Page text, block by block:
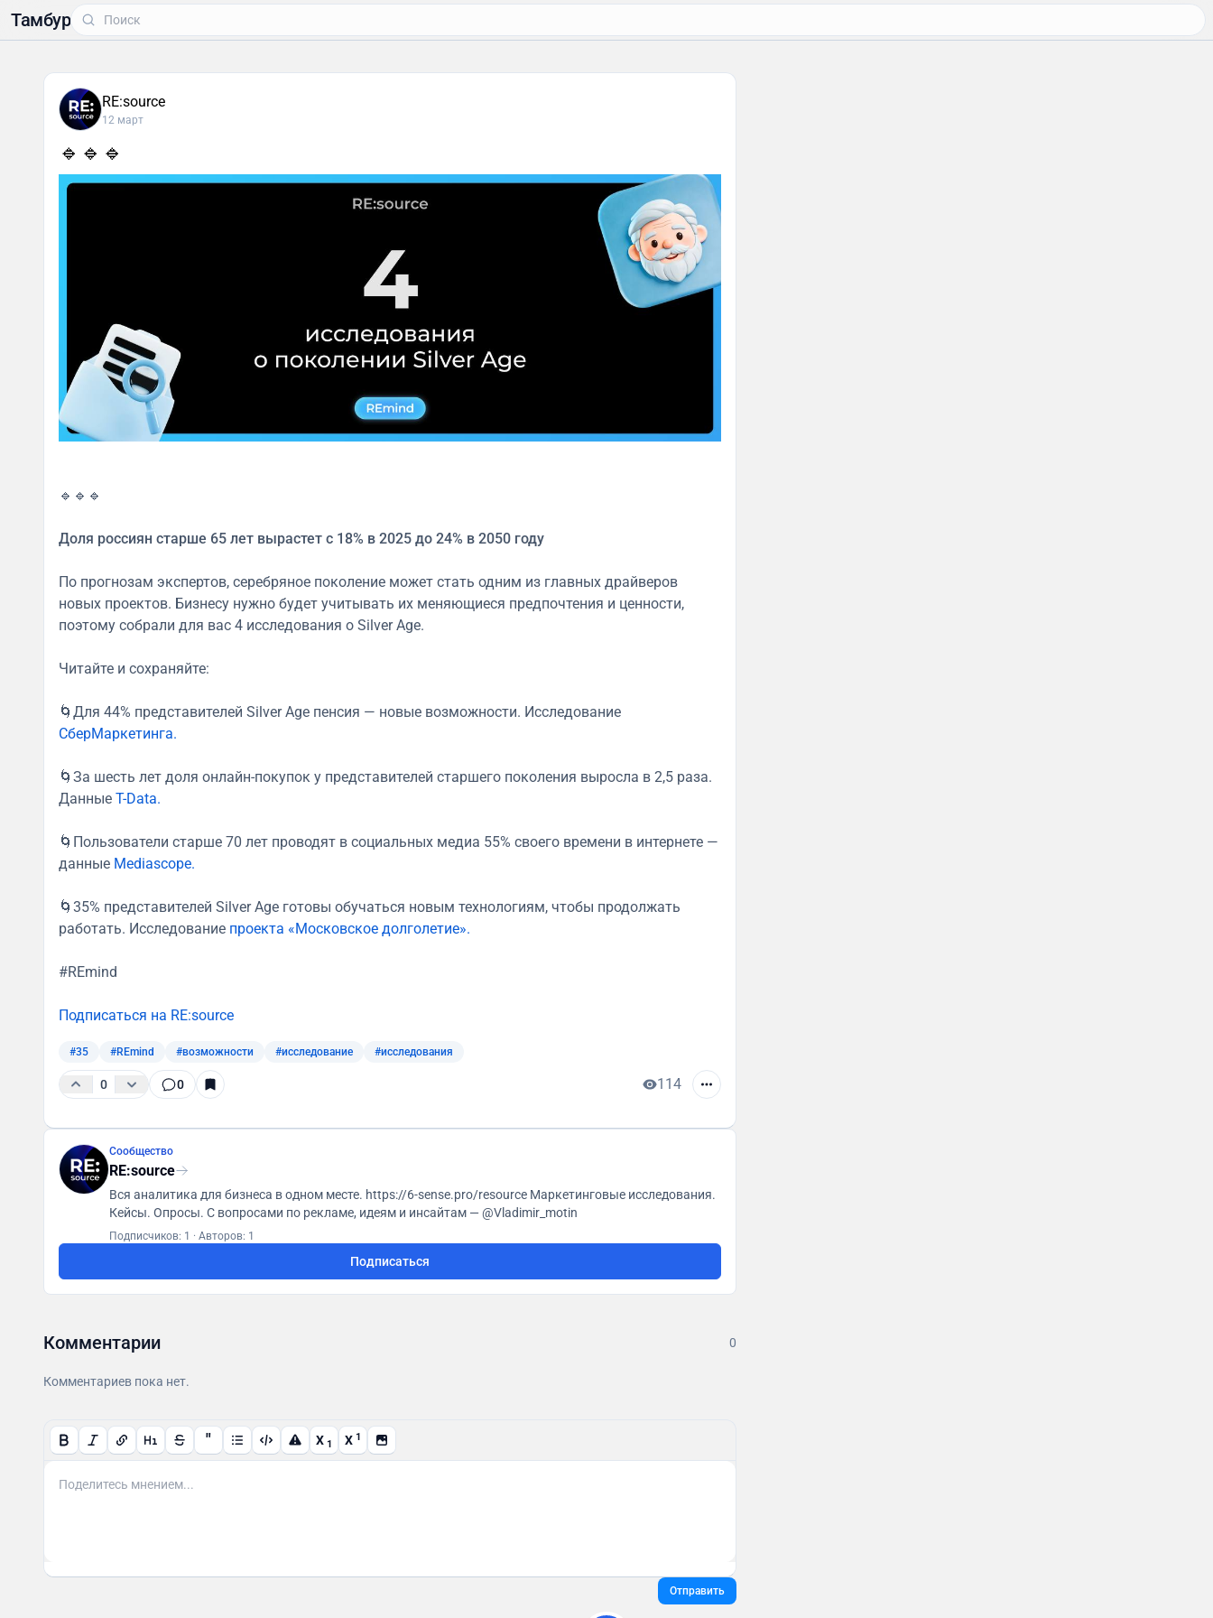
Тамбур
RE:source
12 март
🔹🔹🔹
🔹🔹🔹
Доля россиян старше 65 лет вырастет с 18% в 2025 до 24% в 2050 году
По прогнозам экспертов, серебряное поколение может стать одним из главных драйверов
новых проектов. Бизнесу нужно будет учитывать их меняющиеся предпочтения и ценности,
поэтому собрали для вас 4 исследования о Silver Age.
Читайте и сохраняйте:
🌀Для 44% представителей Silver Age пенсия — новые возможности. Исследование
СберМаркетинга.
🌀За шесть лет доля онлайн-покупок у представителей старшего поколения выросла в 2,5 раза.
Данные T-Data.
🌀Пользователи старше 70 лет проводят в социальных медиа 55% своего времени в интернете —
данные Mediascope.
🌀35% представителей Silver Age готовы обучаться новым технологиям, чтобы продолжать
работать. Исследование проекта «Московское долголетие».
#REmind
Подписаться на RE:source
#35 #REmind #возможности #исследование #исследования
0 0 114
Сообщество
RE:source
Вся аналитика для бизнеса в одном месте. https://6-sense.pro/resource Маркетинговые исследования.
Кейсы. Опросы. С вопросами по рекламе, идеям и инсайтам — @Vladimir_motin
Подписчиков: 1 · Авторов: 1
Подписаться
Комментарии 0
Комментариев пока нет.
" X 1 X 1
Отправить